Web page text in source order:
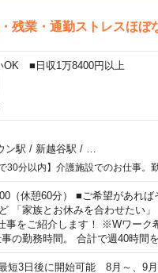
残業・通勤ストレスほ
■日収1万8400円以上
ン駅 / 新越谷駅 /
30分以内】介護施設でのお仕事。
（休憩60分） ■ご希望があれ
族とお休みを合わせたい」
事をご紹介します！ ※Wワーク
の勤務時間。 合計で週40時間
3日後に開始可能 8月～、9月